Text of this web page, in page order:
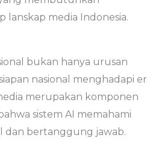
lanskap media Indonesia.
bukan hanya urusan
nasional menghadapi
merupakan komponen
sistem AI memahami
dan bertanggung jawab.